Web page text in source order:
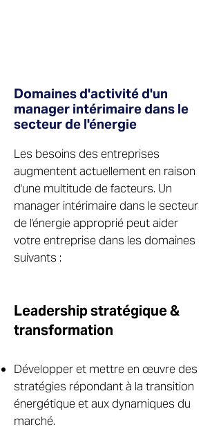
Domaines d'activité d'un
manager intérimaire dans le
secteur de l'énergie
Les besoins des entreprises
augmentent actuellement en raison
d'une multitude de facteurs. Un
manager intérimaire dans le secteur
de l'énergie approprié peut aider
votre entreprise dans les domaines
suivants :
Leadership stratégique &
transformation
Développer et mettre en œuvre des
stratégies répondant à la transition
énergétique et aux dynamiques du
marché.